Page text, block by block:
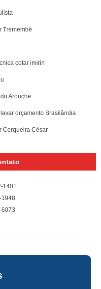
Tremembé
cotar imirin
Arouche
orçamento Brasilândia
Cerqueira César
1401
1948
6073